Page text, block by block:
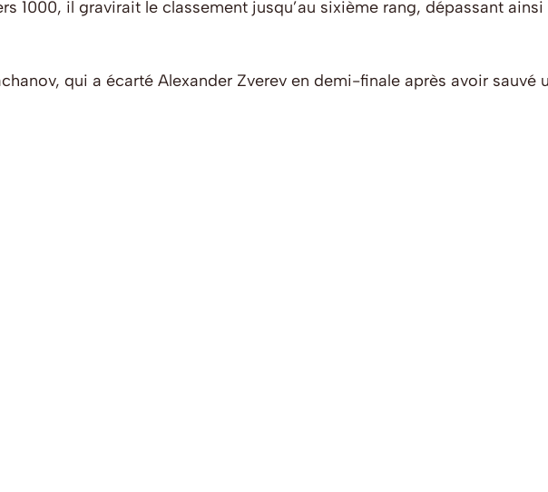
1000, il gravirait le classement jusqu’au sixième rang, dépassant
qui a écarté Alexander Zverev en demi-finale après avoir sauvé